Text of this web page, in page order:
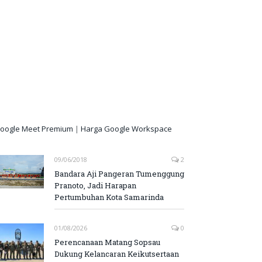
Meet Premium | Harga Google Workspace
09/06/2018 2
Bandara Aji Pangeran Tumenggung
Pranoto, Jadi Harapan
Pertumbuhan Kota Samarinda
01/08/2026 0
Perencanaan Matang Sopsau
Dukung Kelancaran Keikutsertaan